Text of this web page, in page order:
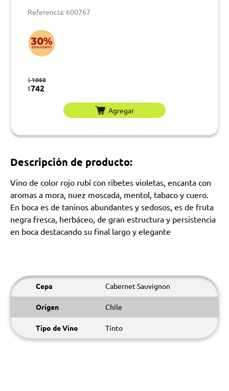
Referencia: 600767
$1060
$742
Agregar
Descripción de producto:
Vino de color rojo rubí con ribetes violetas, encanta con
aromas a mora, nuez moscada, mentol, tabaco y cuero.
En boca es de taninos abundantes y sedosos, es de fruta
negra fresca, herbáceo, de gran estructura y persistencia
en boca destacando su final largo y elegante
Cepa Cabernet Sauvignon
Origen Chile
Tipo de Vino Tinto